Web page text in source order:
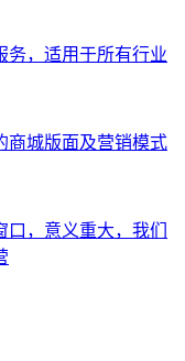
务，适用于所有行业
商城版面及营销模式
，意义重大，我们